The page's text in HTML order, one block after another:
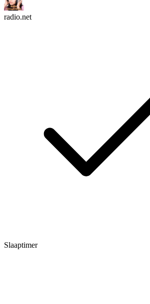
radio.net
Slaaptimer